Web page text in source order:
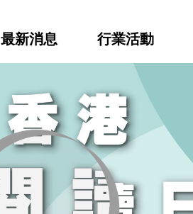
最新消息 行業活動